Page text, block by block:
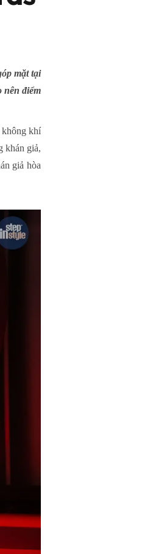
mặt tại
nên điểm
không khí
khán giả,
giả hòa